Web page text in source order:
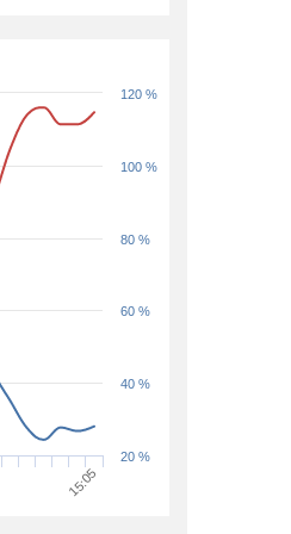
15:05
20 %
40 %
60 %
80 %
100 %
120 %